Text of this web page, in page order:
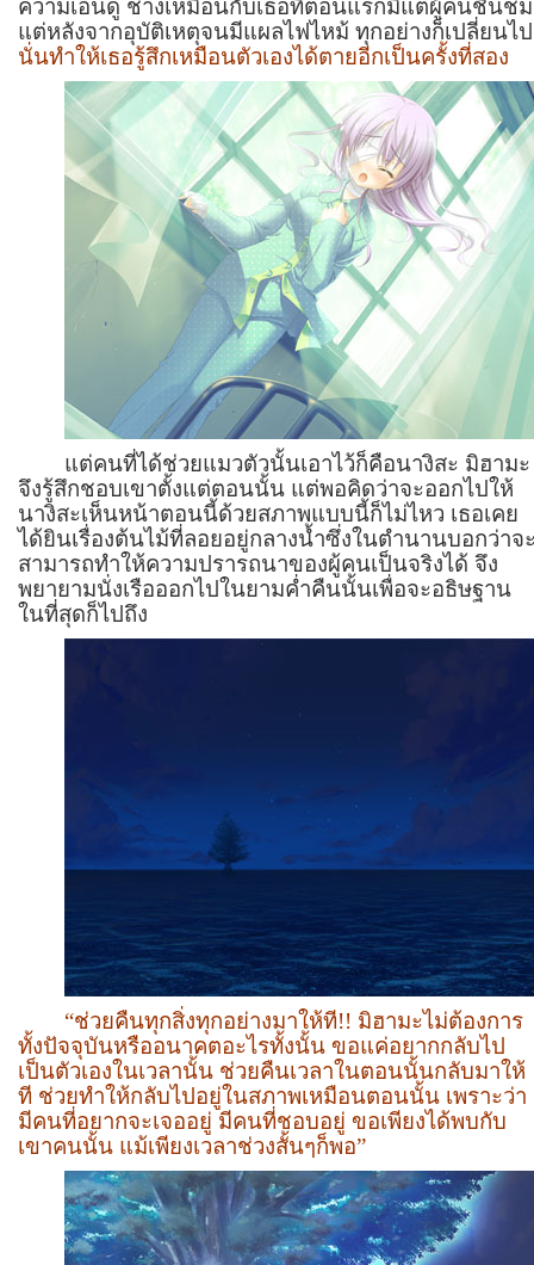
ความเอ็นดู ช่างเหมือนกับเธอที่ตอนแรกมีแต่ผู้คนชื่นชม
แต่หลังจากอุบัติเหตุจนมีแผลไฟไหม้ ทุกอย่างก็เปลี่ยนไป
นั่นทำให้เธอรู้สึกเหมือนตัวเองได้ตายอีกเป็นครั้งที่สอง
แต่คนที่ได้ช่วยแมวตัวนั้นเอาไว้ก็คือนางิสะ มิฮามะ
จึงรู้สึกชอบเขาตั้งแต่ตอนนั้น แต่พอคิดว่าจะออกไปให้
นางิสะเห็นหน้าตอนนี้ด้วยสภาพแบบนี้ก็ไม่ไหว เธอเคย
ได้ยินเรื่องต้นไม้ที่ลอยอยู่กลางน้ำซึ่งในตำนานบอกว่าจ
สามารถทำให้ความปรารถนาของผู้คนเป็นจริงได้ จึง
พยายามนั่งเรือออกไปในยามค่ำคืนนั้นเพื่อจะอธิษฐาน
ในที่สุดก็ไปถึง
“ช่วยคืนทุกสิ่งทุกอย่างมาให้ที!! มิฮามะไม่ต้องการ
ทั้งปัจจุบันหรืออนาคตอะไรทั้งนั้น ขอแค่อยากกลับไป
เป็นตัวเองในเวลานั้น ช่วยคืนเวลาในตอนนั้นกลับมาให้
ที ช่วยทำให้กลับไปอยู่ในสภาพเหมือนตอนนั้น เพราะว่า
มีคนที่อยากจะเจออยู่ มีคนที่ชอบอยู่ ขอเพียงได้พบกับ
เขาคนนั้น แม้เพียงเวลาช่วงสั้นๆก็พอ”